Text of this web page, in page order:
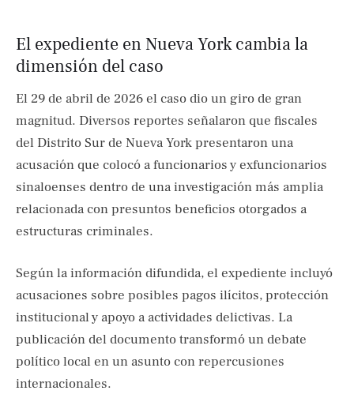
El expediente en Nueva York cambia la
dimensión del caso
El 29 de abril de 2026 el caso dio un giro de gran
magnitud. Diversos reportes señalaron que fiscales
del Distrito Sur de Nueva York presentaron una
acusación que colocó a funcionarios y exfuncionarios
sinaloenses dentro de una investigación más amplia
relacionada con presuntos beneficios otorgados a
estructuras criminales.
Según la información difundida, el expediente incluyó
acusaciones sobre posibles pagos ilícitos, protección
institucional y apoyo a actividades delictivas. La
publicación del documento transformó un debate
político local en un asunto con repercusiones
internacionales.